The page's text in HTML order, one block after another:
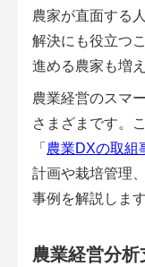
農家が直面する
解決にも役立つ
進める農家も増
農業経営のスマ
さまざまです。
「 農業DXの取組
計画や栽培管理
事例を解説します
農業経営分